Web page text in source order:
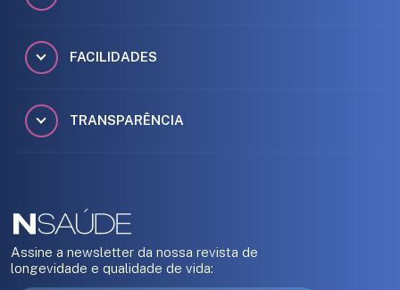
FACILIDADES
TRANSPARÊNCIA
Assine a newsletter da nossa revista de
longevidade e qualidade de vida: